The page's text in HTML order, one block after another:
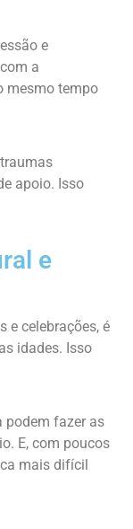
e
a
mesmo tempo
apoio. Isso
e
e celebrações, é
idades. Isso
podem fazer as
E, com poucos
mais difícil